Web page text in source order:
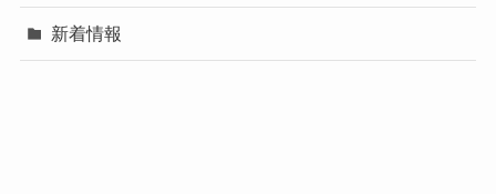
新着情報